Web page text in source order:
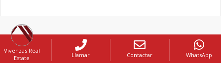
Vivenzas Real
Estate
Llamar Contactar WhatsApp